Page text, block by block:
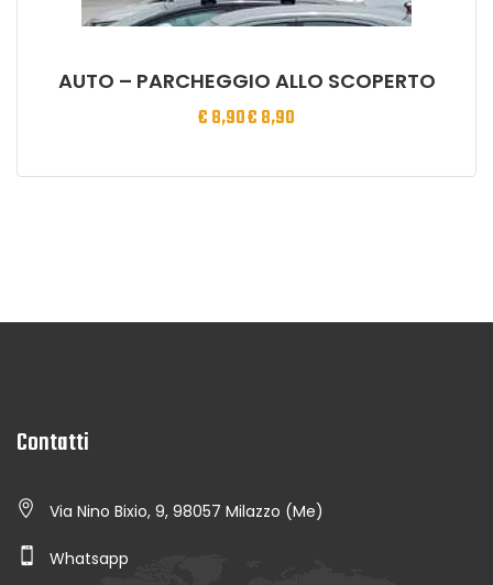
AUTO – PARCHEGGIO ALLO SCOPERTO
€8,90€8,90
Contatti
Via Nino Bixio, 9, 98057 Milazzo (Me)
Whatsapp